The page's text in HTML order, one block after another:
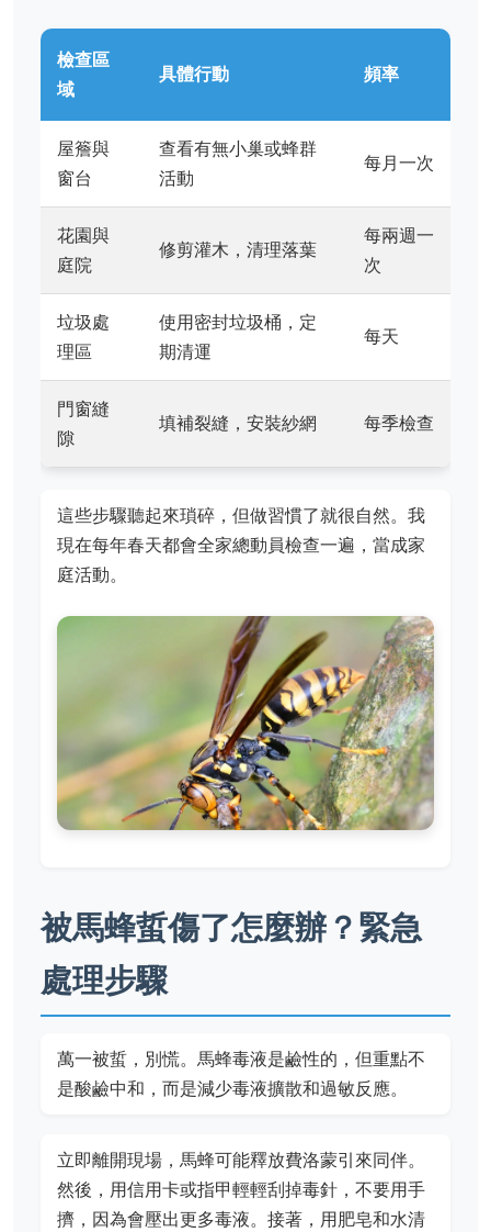
檢查區
域
具體行動 頻率
屋簷與
窗台
查看有無小巢或蜂群
活動
每月一次
花園與
庭院
修剪灌木，清理落葉
每兩週一
次
垃圾處
理區
使用密封垃圾桶，定
期清運
每天
門窗縫
隙
填補裂縫，安裝紗網 每季檢查
這些步驟聽起來瑣碎，但做習慣了就很自然。我
現在每年春天都會全家總動員檢查一遍，當成家
庭活動。
被馬蜂蜇傷了怎麼辦？緊急
處理步驟
萬一被蜇，別慌。馬蜂毒液是鹼性的，但重點不
是酸鹼中和，而是減少毒液擴散和過敏反應。
立即離開現場，馬蜂可能釋放費洛蒙引來同伴。
然後，用信用卡或指甲輕輕刮掉毒針，不要用手
擠，因為會壓出更多毒液。接著，用肥皂和水清